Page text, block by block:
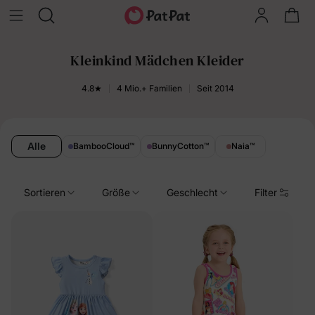
Kleinkind Mädchen Kleider
4.8★ 4 Mio.+ Familien Seit 2014
Alle BambooCloud™ BunnyCotton™ Naia™
Sortieren Größe Geschlecht Filter